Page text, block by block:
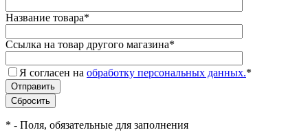
Название товара*
Ссылка на товар другого магазина*
Я согласен на обработку персональных данных.*
* - Поля, обязательные для заполнения